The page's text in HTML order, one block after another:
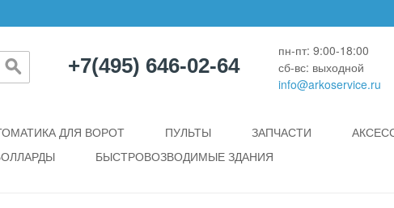
+7(495) 646-02-64
пн-пт: 9:00-18:00
сб-вс: выходной
info@arkoservice.ru
ДЛЯ ВОРОТ ПУЛЬТЫ ЗАПЧАСТИ
БЫСТРОВОЗВОДИМЫЕ ЗДАНИЯ